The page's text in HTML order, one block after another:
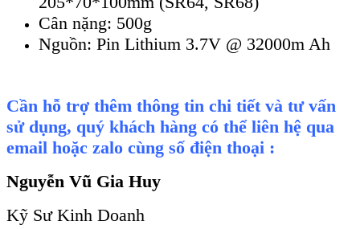
Cân nặng: 500g
Nguồn: Pin Lithium 3.7V @ 32000m Ah
Cần hỗ trợ thêm thông tin chi tiết và tư vấn
sử dụng, quý khách hàng có thể liên hệ qua
email hoặc zalo cùng số điện thoại :
Nguyễn Vũ Gia Huy
Kỹ Sư Kinh Doanh